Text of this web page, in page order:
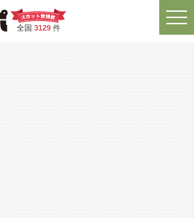
全国 3129件